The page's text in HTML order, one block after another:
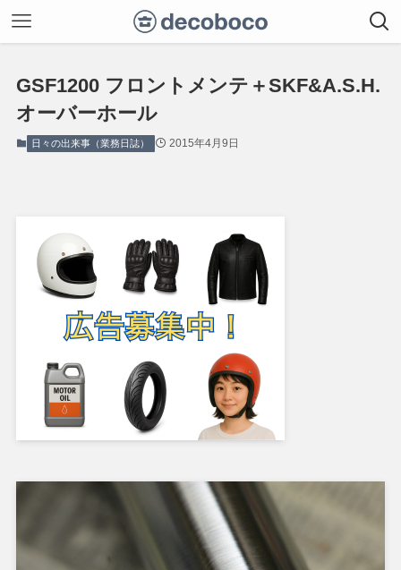
GSF1200 フロントメンテ＋SKF&A.S.H.
オーバーホール
日々の出来事（業務日誌） 2015年4月9日